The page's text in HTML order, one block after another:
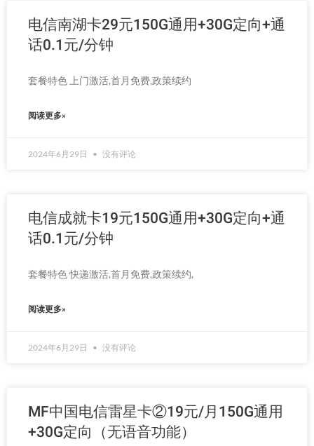
电信南湖卡29元150G通用+30G定向+通
话0.1元/分钟
套餐特色 上门激活,首月免费,政策续约
阅读更多»
2024年6月29日 没有评论
电信成就卡19元150G通用+30G定向+通
话0.1元/分钟
套餐特色 快递激活,首月免费,政策续约,
阅读更多»
2024年6月29日 没有评论
MF中国电信雷星卡②19元/月150G通用
+30G定向（无语音功能）